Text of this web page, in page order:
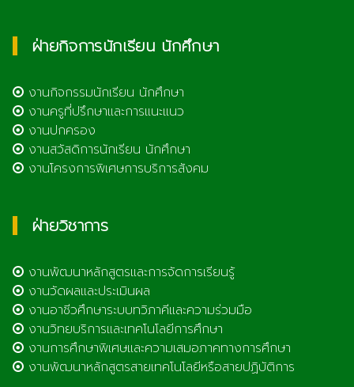
ฝ่ายกิจการนักเรียน นักศึกษา
งานกิจกรรมนักเรียน นักศึกษา
งานครูที่ปรึกษาและการแนะแนว
งานปกครอง
งานสวัสดิการนักเรียน นักศึกษา
งานโครงการพิเศษการบริการสังคม
ฝ่ายวิชาการ
งานพัฒนาหลักสูตรและการจัดการเรียนรู้
งานวัดผลและประเมินผล
งานอาชีวศึกษาระบบทวิภาคีและความร่วมมือ
งานวิทยบริการและเทคโนโลยีการศึกษา
งานการศึกษาพิเศษและความเสมอภาคทางการศึกษา
งานพัฒนาหลักสูตรสายเทคโนโลยีหรือสายปฏิบัติการ